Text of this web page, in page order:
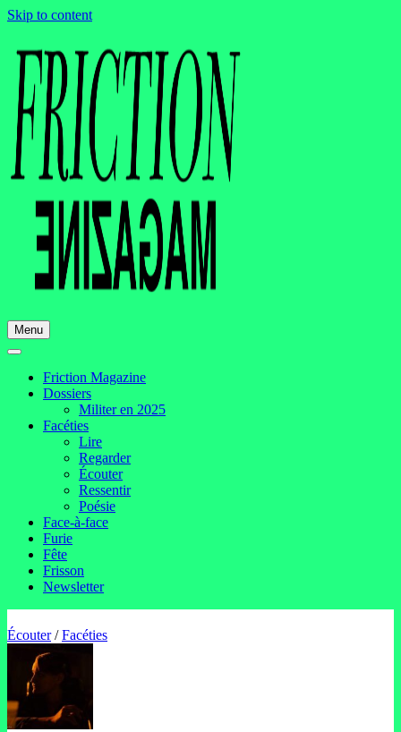
Skip to content
Menu
Friction Magazine
Dossiers
Militer en 2025
Facéties
Lire
Regarder
Écouter
Ressentir
Poésie
Face-à-face
Furie
Fête
Frisson
Newsletter
Écouter/Facéties